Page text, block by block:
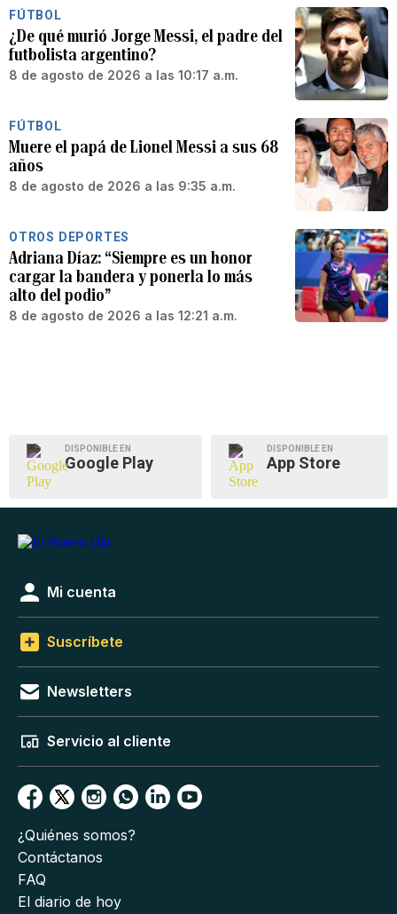
FÚTBOL
¿De qué murió Jorge Messi, el padre del
futbolista argentino?
8 de agosto de 2026 a las 10:17 a.m.
FÚTBOL
Muere el papá de Lionel Messi a sus 68
años
8 de agosto de 2026 a las 9:35 a.m.
OTROS DEPORTES
Adriana Díaz: “Siempre es un honor
cargar la bandera y ponerla lo más
alto del podio”
8 de agosto de 2026 a las 12:21 a.m.
DISPONIBLE EN
Google Play
DISPONIBLE EN
App Store
Mi cuenta
Suscríbete
Newsletters
Servicio al cliente
¿Quiénes somos?
Contáctanos
FAQ
El diario de hoy